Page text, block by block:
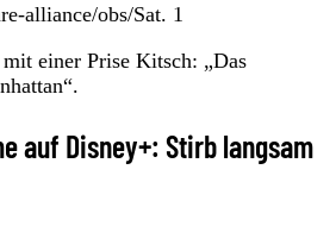
alliance/obs/Sat. 1
einer Prise Kitsch: „Das
auf Disney+: Stirb langsam